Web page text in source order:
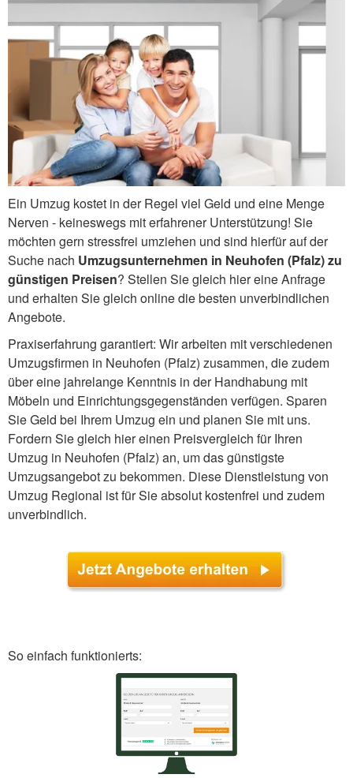
Ein Umzug kostet in der Regel viel Geld und eine Menge
Nerven - keineswegs mit erfahrener Unterstützung! Sie
möchten gern stressfrei umziehen und sind hierfür auf der
Suche nach Umzugsunternehmen in Neuhofen (Pfalz) zu
günstigen Preisen? Stellen Sie gleich hier eine Anfrage
und erhalten Sie gleich online die besten unverbindlichen
Angebote.
Praxiserfahrung garantiert: Wir arbeiten mit verschiedenen
Umzugsfirmen in Neuhofen (Pfalz) zusammen, die zudem
über eine jahrelange Kenntnis in der Handhabung mit
Möbeln und Einrichtungsgegenständen verfügen. Sparen
Sie Geld bei Ihrem Umzug ein und planen Sie mit uns.
Fordern Sie gleich hier einen Preisvergleich für Ihren
Umzug in Neuhofen (Pfalz) an, um das günstigste
Umzugsangebot zu bekommen. Diese Dienstleistung von
Umzug Regional ist für Sie absolut kostenfrei und zudem
unverbindlich.
So einfach funktionierts: